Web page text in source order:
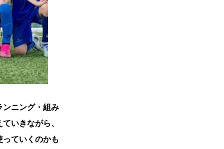
ニング・組み
いきながら、
ていくのかも